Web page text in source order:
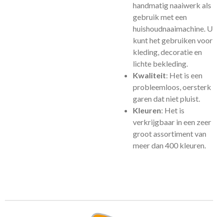
handmatig naaiwerk als
gebruik met een
huishoudnaaimachine. U
kunt het gebruiken voor
kleding, decoratie en
lichte bekleding.
Kwaliteit: Het is een
probleemloos, oersterk
garen dat niet pluist.
Kleuren: Het is
verkrijgbaar in een zeer
groot assortiment van
meer dan 400 kleuren.